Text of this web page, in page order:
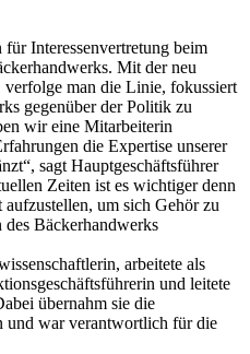
Interessenvertretung beim
Mit der neu
verfolge man die Linie, fokussiert
gegenüber der Politik zu
wir eine Mitarbeiterin
die Expertise unserer
sagt Hauptgeschäftsführer
Zeiten ist es wichtiger denn
um sich Gehör zu
des Bäckerhandwerks
arbeitete als
und leitete
übernahm sie die
und war verantwortlich für die